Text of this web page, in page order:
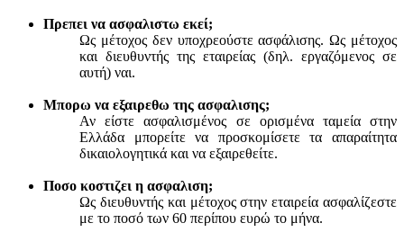
Πρεπει να ασφαλιστω εκεί;
Ως μέτοχος δεν υποχρεούστε ασφάλισης. Ως μέτοχος
και διευθυντής της εταιρείας (δηλ. εργαζόμενος σε
αυτή) ναι.
Μπορω να εξαιρεθω της ασφαλισης;
Αν είστε ασφαλισμένος σε ορισμένα ταμεία στην
Ελλάδα μπορείτε να προσκομίσετε τα απαραίτητα
δικαιολογητικά και να εξαιρεθείτε.
Ποσο κοστιζει η ασφαλιση;
Ως διευθυντής και μέτοχος στην εταιρεία ασφαλίζεστε
με το ποσό των 60 περίπου ευρώ το μήνα.